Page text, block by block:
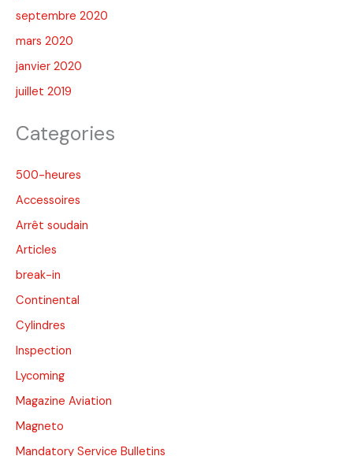
septembre 2020
mars 2020
janvier 2020
juillet 2019
Categories
500-heures
Accessoires
Arrêt soudain
Articles
break-in
Continental
Cylindres
Inspection
Lycoming
Magazine Aviation
Magneto
Mandatory Service Bulletins